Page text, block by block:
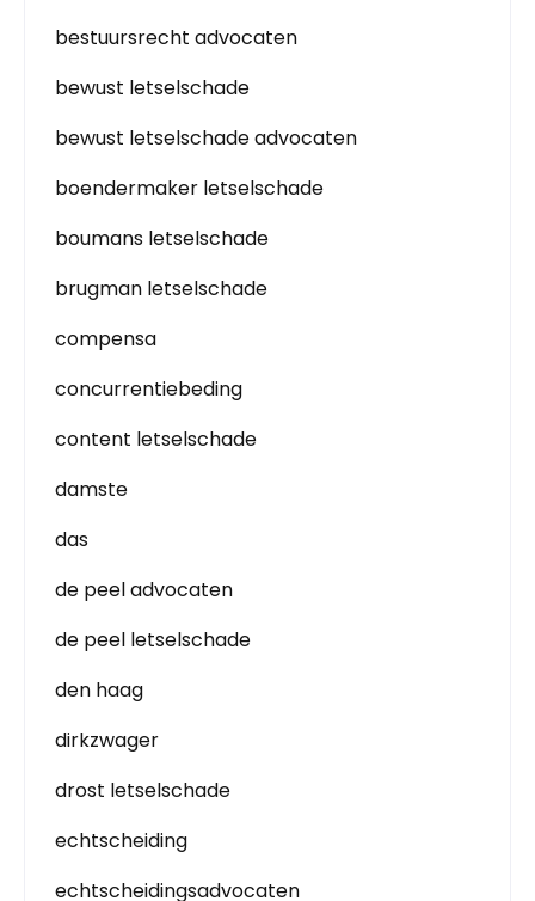
bestuursrecht advocaten
bewust letselschade
bewust letselschade advocaten
boendermaker letselschade
boumans letselschade
brugman letselschade
compensa
concurrentiebeding
content letselschade
damste
das
de peel advocaten
de peel letselschade
den haag
dirkzwager
drost letselschade
echtscheiding
echtscheidingsadvocaten